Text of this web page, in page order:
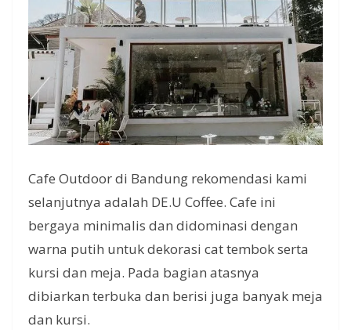
Cafe Outdoor di Bandung rekomendasi kami
selanjutnya adalah DE.U Coffee. Cafe ini
bergaya minimalis dan didominasi dengan
warna putih untuk dekorasi cat tembok serta
kursi dan meja. Pada bagian atasnya
dibiarkan terbuka dan berisi juga banyak meja
dan kursi.